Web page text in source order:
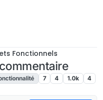
Fonctionnels
7 4 1.0k 4